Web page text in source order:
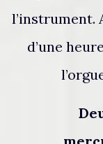
l’instrument.
d’une